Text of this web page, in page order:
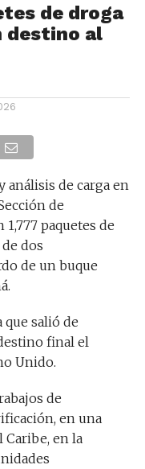
de droga
destino al
análisis de carga en
de
paquetes de
dos
de un buque
que salió de
final el
Unido.
de
en una
en la